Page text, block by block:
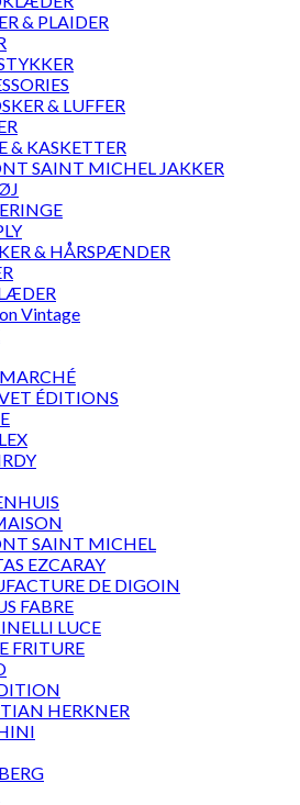
& PLAIDER
& LUFFER
& KASKETTER
SAINT MICHEL JAKKER
& HÅRSPÆNDER
Vintage
ÉDITIONS
SAINT MICHEL
EZCARAY
DE DIGOIN
FABRE
LUCE
FRITURE
HERKNER